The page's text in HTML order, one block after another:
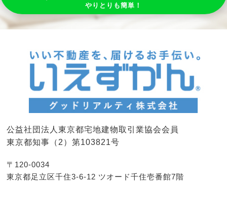
やりとりも簡単！
公益社団法人東京都宅地建物取引業協会会員
東京都知事（2）第103821号
〒120-0034
東京都足立区千住3-6-12 ツオード千住壱番館7階